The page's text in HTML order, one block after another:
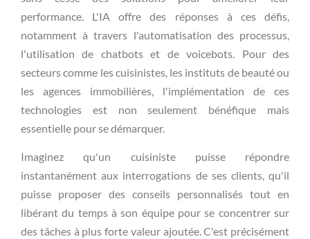
performance. L'IA offre des réponses à ces défis,
notamment à travers l'automatisation des processus,
l'utilisation de chatbots et de voicebots. Pour des
secteurs comme les cuisinistes, les instituts de beauté ou
les agences immobilières, l'implémentation de ces
technologies est non seulement bénéfique mais
essentielle pour se démarquer.
Imaginez qu'un cuisiniste puisse répondre
instantanément aux interrogations de ses clients, qu'il
puisse proposer des conseils personnalisés tout en
libérant du temps à son équipe pour se concentrer sur
des tâches à plus forte valeur ajoutée. C'est précisément